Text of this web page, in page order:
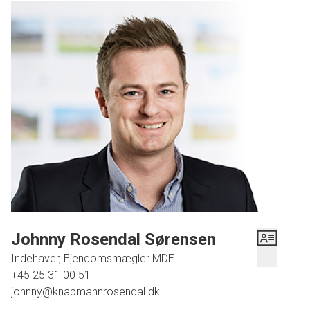
Nem overskuelig have.
Beliggende med gode stisystemer tæt på legeplads, børnehave, skole,
Johnny Rosendal Sørensen
Indehaver, Ejendomsmægler MDE
+45 25 31 00 51
johnny@knapmannrosendal.dk